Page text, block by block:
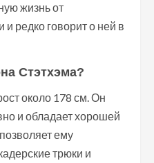
жизнь от
редко говорит о ней в
Стэтхэма?
около 178 см. Он
и обладает хорошей
ему
трюки и